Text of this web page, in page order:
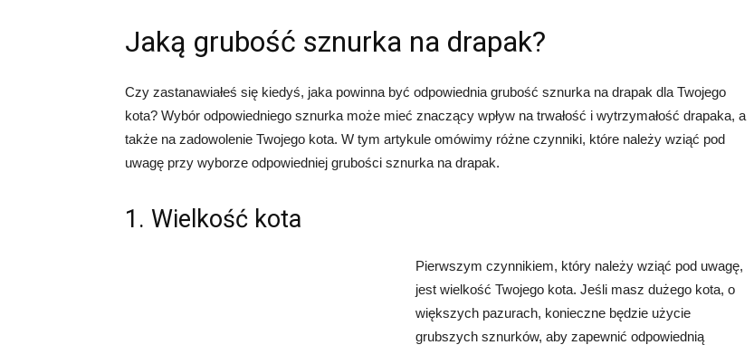
Jaką grubość sznurka na drapak?
Czy zastanawiałeś się kiedyś, jaka powinna być odpowiednia grubość sznurka na drapak dla Twojego
kota? Wybór odpowiedniego sznurka może mieć znaczący wpływ na trwałość i wytrzymałość drapaka, a
także na zadowolenie Twojego kota. W tym artykule omówimy różne czynniki, które należy wziąć pod
uwagę przy wyborze odpowiedniej grubości sznurka na drapak.
1. Wielkość kota
Pierwszym czynnikiem, który należy wziąć pod uwagę,
jest wielkość Twojego kota. Jeśli masz dużego kota, o
większych pazurach, konieczne będzie użycie
grubszych sznurków, aby zapewnić odpowiednią